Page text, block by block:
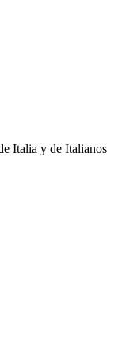
Italia y de Italianos